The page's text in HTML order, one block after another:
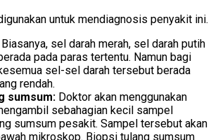
untuk mendiagnosis penyakit ini.
Biasanya, sel darah merah, sel darah putih
pada paras tertentu. Namun bagi
sel-sel darah tersebut berada
rendah.
sumsum: Doktor akan menggunakan
sebahagian kecil sampel
sumsum pesakit. Sampel tersebut akan
mikroskop. Biopsi tulang sumsum